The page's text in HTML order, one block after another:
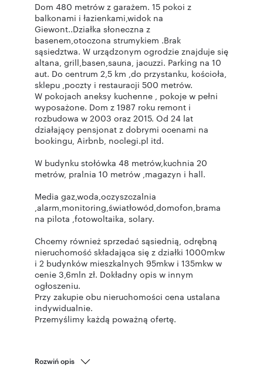
Dom 480 metrów z garażem. 15 pokoi z
balkonami i łazienkami,widok na
Giewont..Działka słoneczna z
basenem,otoczona strumykiem .Brak
sąsiedztwa. W urządzonym ogrodzie znajduje się
altana, grill,basen,sauna, jacuzzi. Parking na 10
aut. Do centrum 2,5 km ,do przystanku, kościoła,
sklepu ,poczty i restauracji 500 metrów.
W pokojach aneksy kuchenne , pokoje w pełni
wyposażone. Dom z 1987 roku remont i
rozbudowa w 2003 oraz 2015. Od 24 lat
działający pensjonat z dobrymi ocenami na
bookingu, Airbnb, noclegi.pl itd.
W budynku stołówka 48 metrów,kuchnia 20
metrów, pralnia 10 metrów ,magazyn i hall.
Media gaz,woda,oczyszczalnia
,alarm,monitoring,światłowód,domofon,brama
na pilota ,fotowoltaika, solary.
Chcemy również sprzedać sąsiednią, odrębną
nieruchomość składająca się z działki 1000mkw
i 2 budynków mieszkalnych 95mkw i 135mkw w
cenie 3,6mln zł. Dokładny opis w innym
ogłoszeniu.
Przy zakupie obu nieruchomości cena ustalana
indywidualnie.
Przemyślimy każdą poważną ofertę.
Rozwiń opis